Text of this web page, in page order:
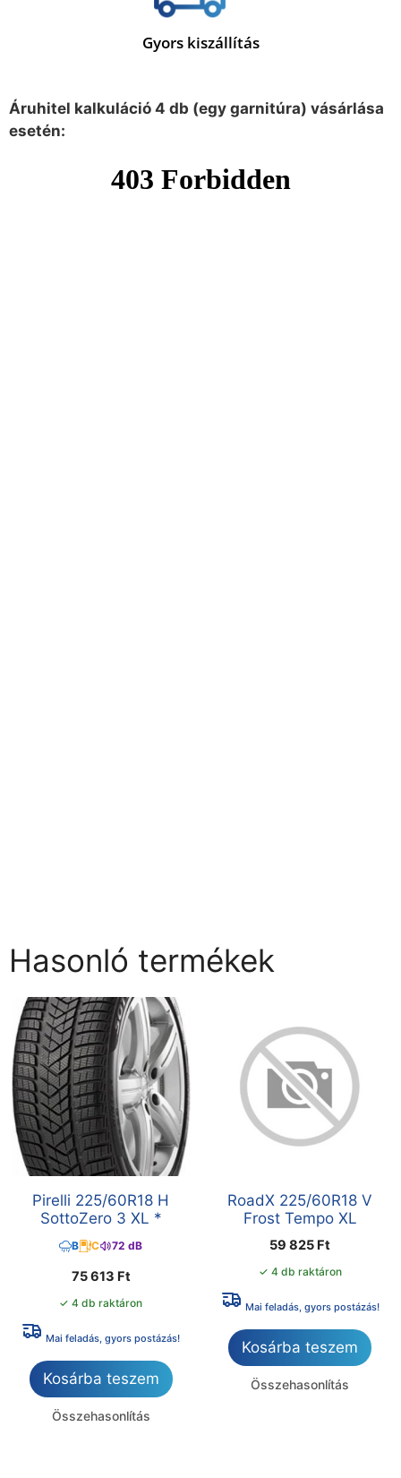
Gyors kiszállítás
Áruhitel kalkuláció 4 db (egy garnitúra) vásárlása
esetén:
Hasonló termékek
Pirelli 225/60R18 H
SottoZero 3 XL *
B C 72 dB
75 613 Ft
✓ 4 db raktáron
Mai feladás, gyors postázás!
Kosárba teszem
Összehasonlítás
RoadX 225/60R18 V
Frost Tempo XL
59 825 Ft
✓ 4 db raktáron
Mai feladás, gyors postázás!
Kosárba teszem
Összehasonlítás